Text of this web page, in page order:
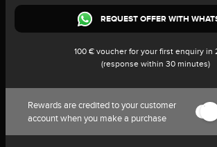
REQUEST OFFER WITH
100 € voucher for your first enquiry in
(response within 30 minutes)
Rewards are credited to your customer
account when you make a purchase